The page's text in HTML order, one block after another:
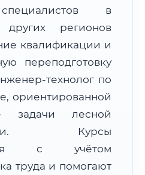
+7 (4212)
680000–680999
в
регионов
квалификации и
переподготовку
технолог по
ориентированной
задачи лесной
Курсы
с учётом
труда и помогают